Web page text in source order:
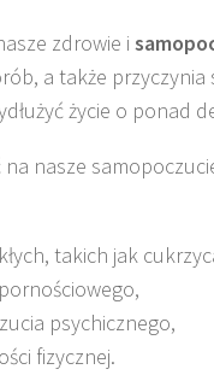
zdrowie i
a także przyczynia
życie o ponad
na nasze
takich jak
psychicznego,
fizycznej.